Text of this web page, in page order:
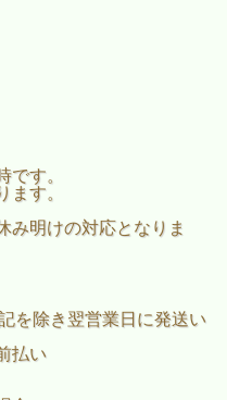
です。
ます。
み明けの対応となりま
を除き翌営業日に発送い
払い